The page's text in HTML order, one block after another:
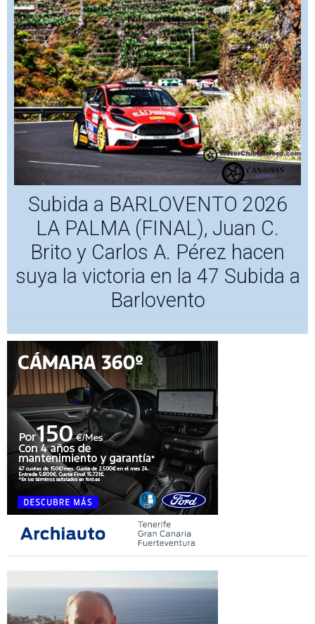
Subida a BARLOVENTO 2026
LA PALMA (FINAL), Juan C.
Brito y Carlos A. Pérez hacen
suya la victoria en la 47 Subida a
Barlovento